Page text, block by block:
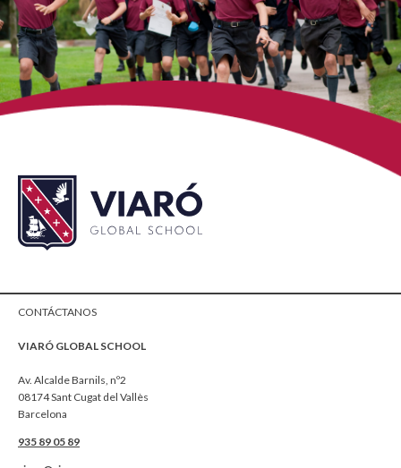
CONTÁCTANOS
VIARÓ GLOBAL SCHOOL
Av. Alcalde Barnils, nº2
08174 Sant Cugat del Vallès
Barcelona
935 89 05 89